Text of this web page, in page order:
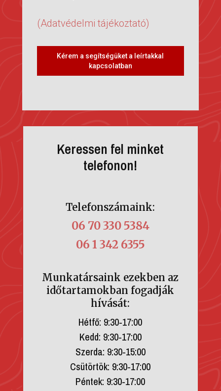
(Adatvédelmi tájékoztató)
Kérem a segítségüket a leírtakkal
kapcsolatban
Keressen fel minket
telefonon!
Telefonszámaink:
06 70 330 5384
06 1 342 6355
Munkatársaink ezekben az
időtartamokban fogadják
hívását:
Hétfő: 9:30-17:00
Kedd: 9:30-17:00
Szerda: 9:30-15:00
Csütörtök: 9:30-17:00
Péntek: 9:30-17:00